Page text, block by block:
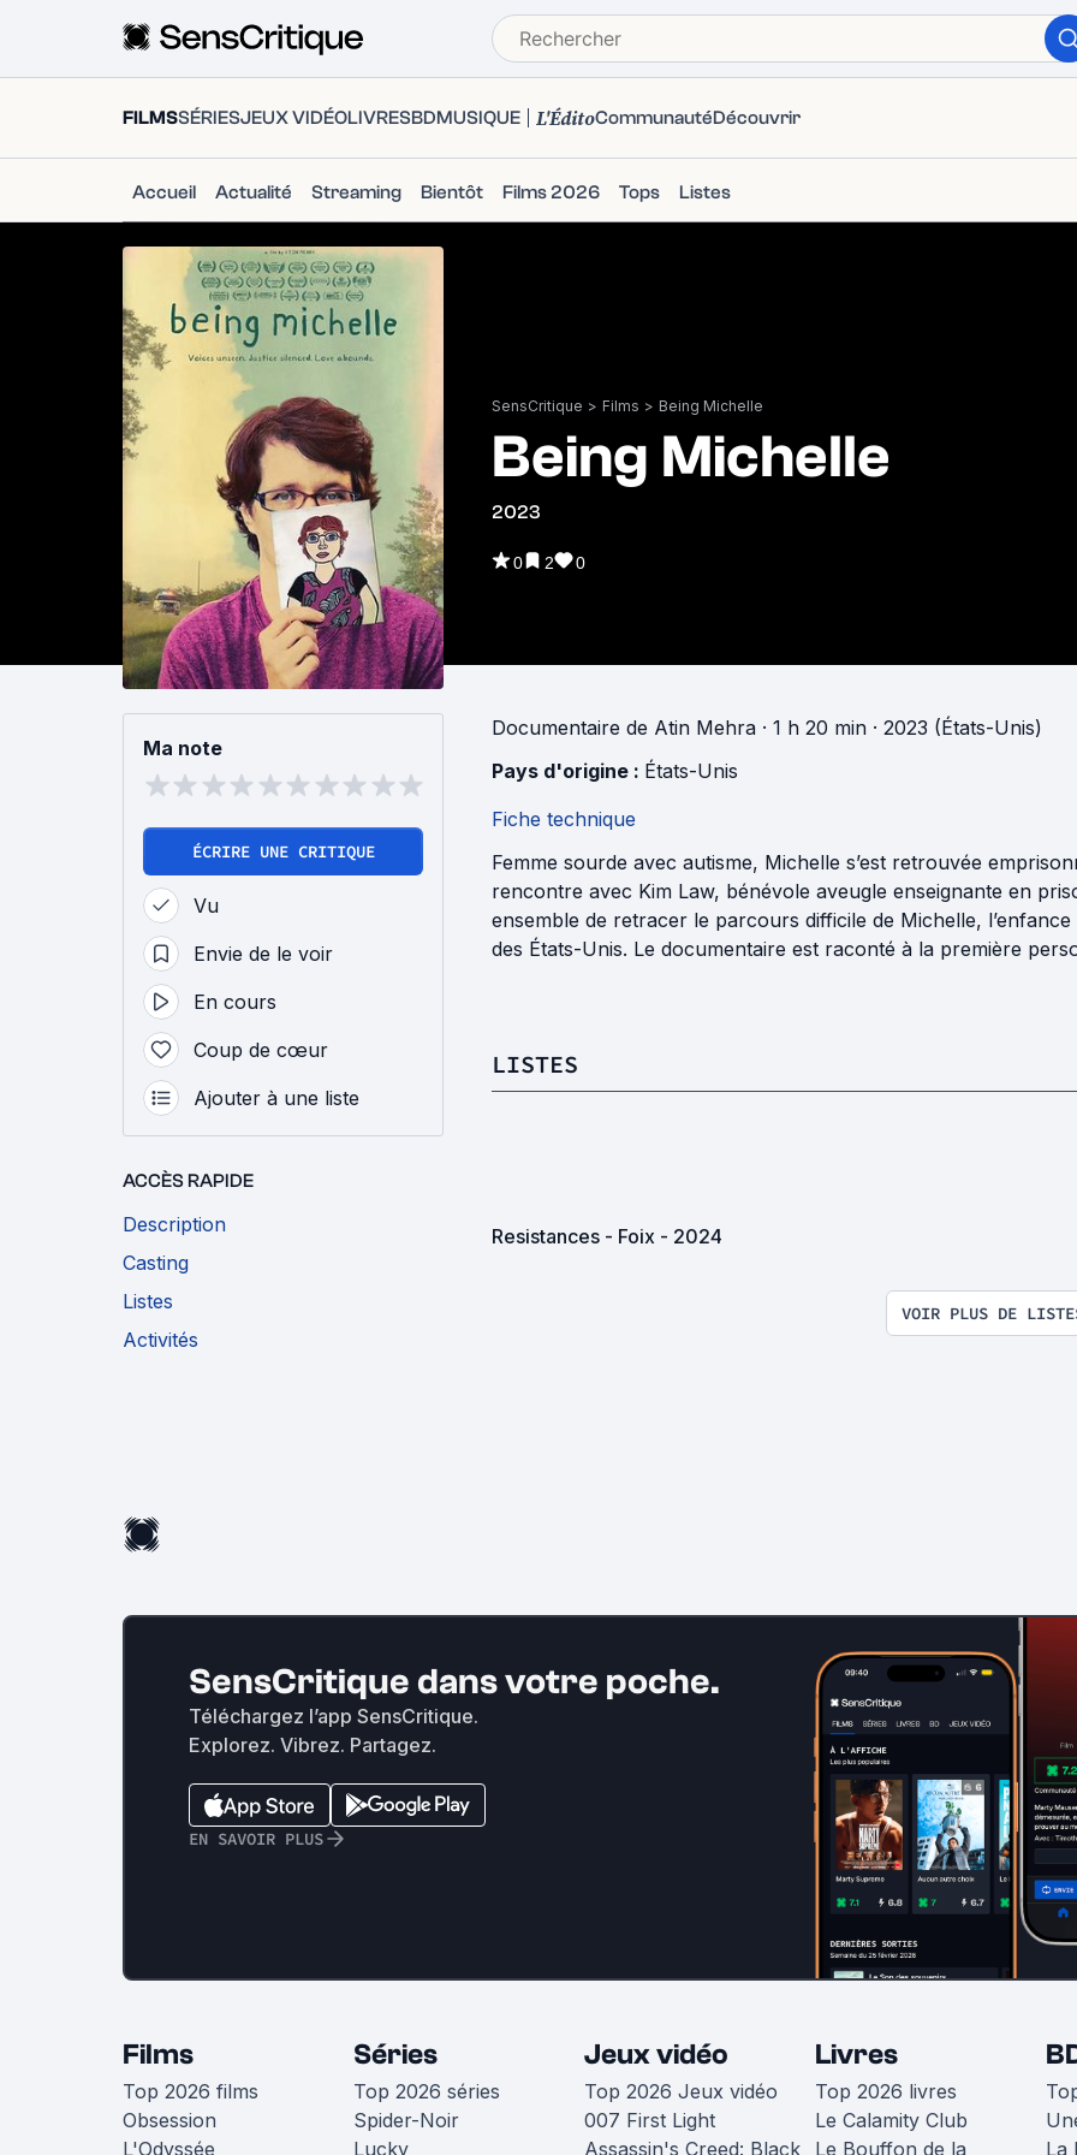
FILMSSÉRIESJEUX VIDÉOLIVRESBDMUSIQUE L'ÉditoCommunautéDécouvrir
Accueil Actualité Streaming Bientôt Films 2026 Tops Listes
SensCritique > Films > Being Michelle
Being Michelle
2023
0 2 0
Ma note
ÉCRIRE UNE CRITIQUE
Vu
Envie de le voir
En cours
Coup de cœur
Ajouter à une liste
ACCÈS RAPIDE
Description
Casting
Listes
Activités
Documentaire de Atin Mehra · 1 h 20 min · 2023 (États-Unis)
Pays d'origine : États-Unis
Fiche technique
Femme sourde avec autisme, Michelle s’est retrouvée
rencontre avec Kim Law, bénévole aveugle enseignante en
ensemble de retracer le parcours difficile de Michelle,
des États-Unis. Le documentaire est raconté à la première
LISTES
Resistances - Foix - 2024
VOIR PLUS DE
SensCritique dans votre poche.
Téléchargez l’app SensCritique.
Explorez. Vibrez. Partagez.
EN SAVOIR PLUS
Films
Top 2026 films
Obsession
L'Odyssée
Séries
Top 2026 séries
Spider-Noir
Lucky
Jeux vidéo
Top 2026 Jeux vidéo
007 First Light
Assassin's Creed: Black
Livres
Top 2026 livres
Le Calamity Club
Le Bouffon de la
La